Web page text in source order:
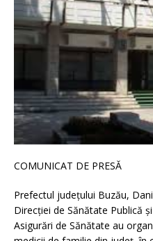
COMUNICAT DE PRESĂ
Prefectul județului Buzău,
Direcției de Sănătate Publică
Asigurări de Sănătate au